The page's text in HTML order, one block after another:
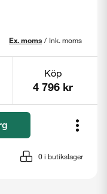
Ex. moms / Ink. moms
Köp
4 796 kr
0 i butikslager